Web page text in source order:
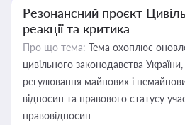
Резонансний проєкт
реакції та критика
Про що тема: Тема охоплює
цивільного законодавства
регулювання майнових і
відносин та правового статусу
правовідносин